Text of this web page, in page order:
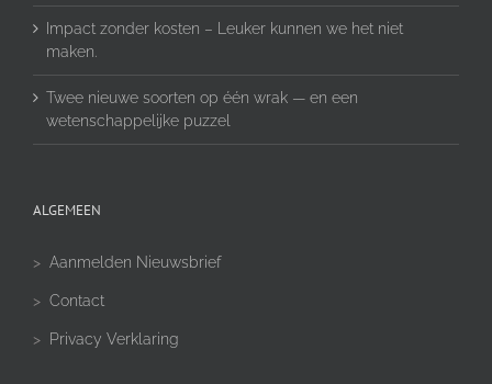
Impact zonder kosten – Leuker kunnen we het niet
maken.
Twee nieuwe soorten op één wrak — en een
wetenschappelijke puzzel
ALGEMEEN
> Aanmelden Nieuwsbrief
> Contact
> Privacy Verklaring